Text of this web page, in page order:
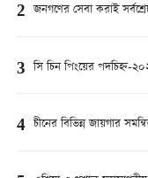
2 জনগণের সেবা করাই
3 সি চিন পিংয়ের পদচিহ্ন-
4 চীনের বিভিন্ন জায়গার